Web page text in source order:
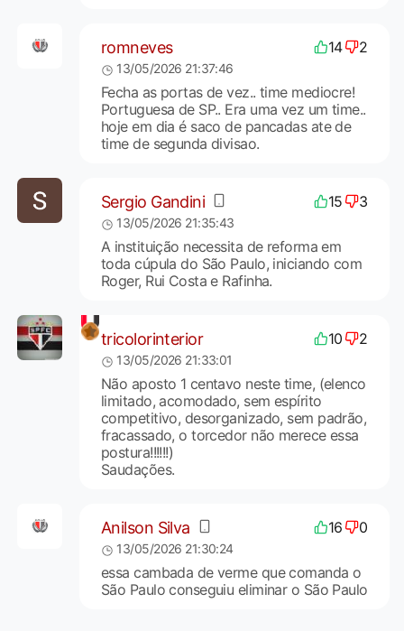
romneves 14 2
13/05/2026 21:37:46
Fecha as portas de vez.. time mediocre!
Portuguesa de SP.. Era uma vez um time..
hoje em dia é saco de pancadas ate de
time de segunda divisao.
Sergio Gandini 15 3
13/05/2026 21:35:43
A instituição necessita de reforma em
toda cúpula do São Paulo, iniciando com
Roger, Rui Costa e Rafinha.
tricolorinterior 10 2
13/05/2026 21:33:01
Não aposto 1 centavo neste time, (elenco
limitado, acomodado, sem espírito
competitivo, desorganizado, sem padrão,
fracassado, o torcedor não merece essa
postura!!!!!!)
Saudações.
Anilson Silva 16 0
13/05/2026 21:30:24
essa cambada de verme que comanda o
São Paulo conseguiu eliminar o São Paulo